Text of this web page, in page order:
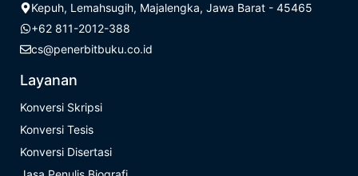
Kepuh, Lemahsugih, Majalengka, Jawa Barat - 45465
+62 811-2012-388
cs@penerbitbuku.co.id
Layanan
Konversi Skripsi
Konversi Tesis
Konversi Disertasi